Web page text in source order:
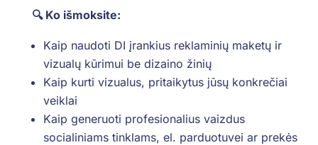
🔍 Ko išmoksite:
Kaip naudoti DI įrankius reklaminių maketų ir
vizualų kūrimui be dizaino žinių
Kaip kurti vizualus, pritaikytus jūsų konkrečiai
veiklai
Kaip generuoti profesionalius vaizdus
socialiniams tinklams, el. parduotuvei ar prekės